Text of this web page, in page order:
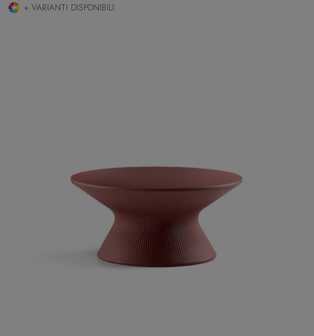
+ VARIANTI DISPONIBILI